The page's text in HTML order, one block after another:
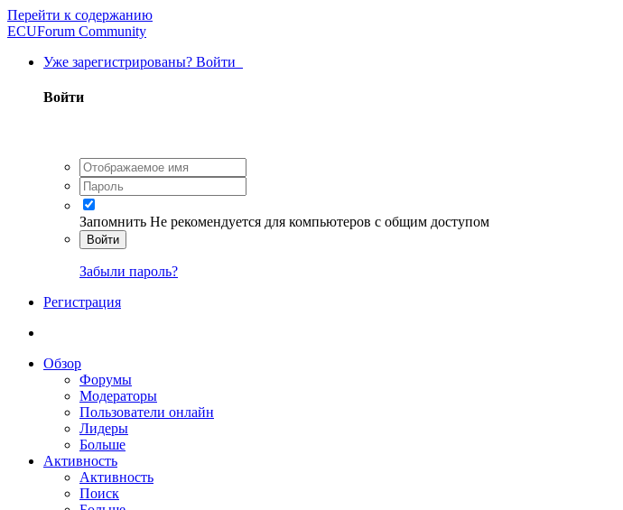
Перейти к содержанию
ECUForum Community
Уже зарегистрированы? Войти
Войти
Запомнить Не рекомендуется для компьютеров с общим доступом
Войти
Забыли пароль?
Регистрация
Обзор
Форумы
Модераторы
Пользователи онлайн
Лидеры
Больше
Активность
Активность
Поиск